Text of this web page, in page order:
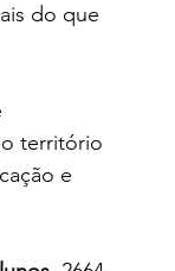
do que
território
e